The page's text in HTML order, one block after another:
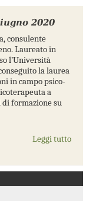
2020
consulente
Laureato in
l’Università
la laurea
in campo psico-
a
formazione su
Leggi tutto